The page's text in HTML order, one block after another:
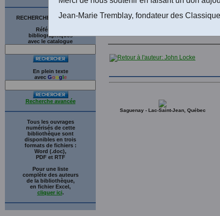
RECHERCHE SUR LE SITE
Références
bibliographiques
avec le catalogue
En plein texte
avec Google
Recherche avancée
Tous les ouvrages
numérisés de cette
bibliothèque sont
disponibles en trois
formats de fichiers :
Word (.doc),
PDF et RTF
Pour une liste
complète des auteurs
de la bibliothèque,
en fichier Excel,
cliquer ici.
Saguenay - Lac-Saint-Jean, Québec
Jean-Marie Tremblay, fondateur des